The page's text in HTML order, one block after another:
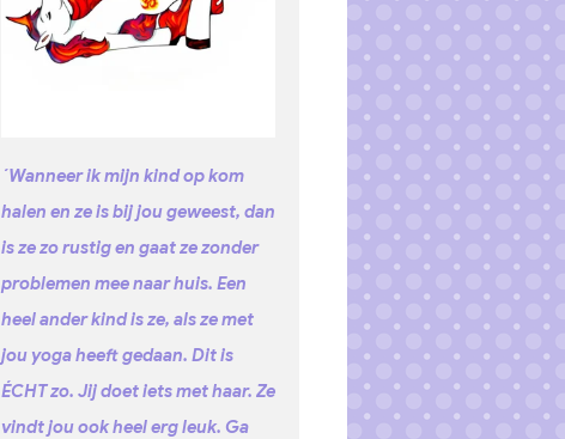
´Wanneer ik mijn kind op kom
halen en ze is bij jou geweest, dan
is ze zo rustig en gaat ze zonder
problemen mee naar huis. Een
heel ander kind is ze, als ze met
jou yoga heeft gedaan. Dit is
ÉCHT zo. Jij doet iets met haar. Ze
vindt jou ook heel erg leuk. Ga